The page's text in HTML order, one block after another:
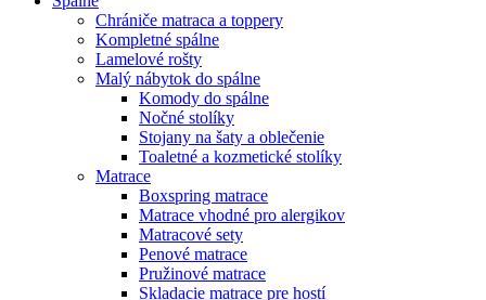
Chrániče matraca a toppery
Kompletné spálne
Lamelové rošty
Malý nábytok do spálne
Komody do spálne
Nočné stolíky
Stojany na šaty a oblečenie
Toaletné a kozmetické stolíky
Matrace
Boxspring matrace
Matrace vhodné pro alergikov
Matracové sety
Penové matrace
Pružinové matrace
Skladacie matrace pre hostí